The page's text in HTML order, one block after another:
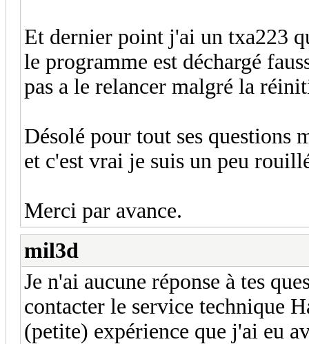
Et dernier point j'ai un txa223
le programme est déchargé
pas a le relancer malgré la
Désolé pour tout ses questions
et c'est vrai je suis un peu
Merci par avance.
mil3d
Je n'ai aucune réponse à tes
contacter le service technique
(petite) expérience que j'ai eu